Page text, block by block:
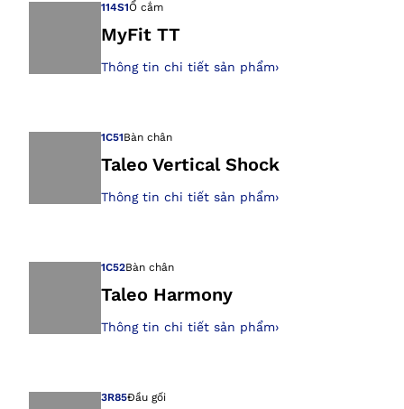
114S1Ổ cắm
MyFit TT
Thông tin chi tiết sản phẩm›
1C51Bàn chân
Taleo Vertical Shock
Thông tin chi tiết sản phẩm›
1C52Bàn chân
Taleo Harmony
Thông tin chi tiết sản phẩm›
3R85Đầu gối